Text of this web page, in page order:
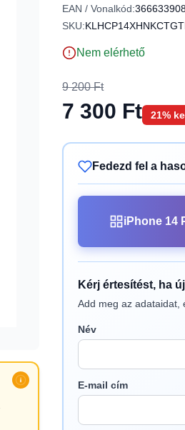
EAN / Vonalkód:
SKU:KLHCP14XHNKCTGT
Nem elérhető
9 200 Ft
7 300 Ft 21%
Fedezd fel a
iPhone 14
Kérj értesítést, ha
Add meg az adataidat,
Név
E-mail cím